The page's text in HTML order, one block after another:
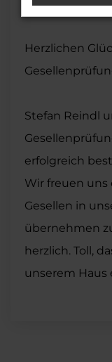
Herzlichen
Stefan Reindl
erfolgreich
Wir freuen uns
Gesellen in
übernehmen
herzlich. Toll,
unserem Haus